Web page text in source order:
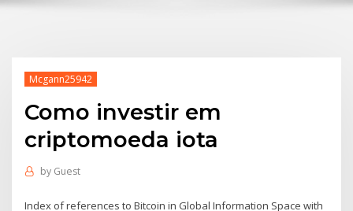
Mcgann25942
Como investir em
criptomoeda iota
by Guest
Index of references to Bitcoin in Global Information Space with